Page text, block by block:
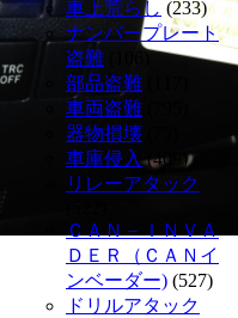
車上荒らし (233)
ナンバープレート
盗難
部品盗難
車両盗難
器物損壊
車庫侵入(409)
リレーアタック
ＣＡＮ－ＩＮＶＡ
ＤＥＲ（ＣＡＮイ
ンベーダー) (527)
ドリルアタック